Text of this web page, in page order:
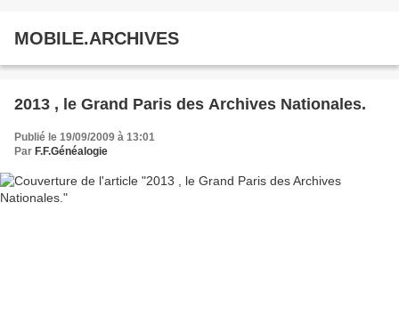
MOBILE.ARCHIVES
2013 , le Grand Paris des Archives Nationales.
Publié le 19/09/2009 à 13:01
Par F.F.Généalogie